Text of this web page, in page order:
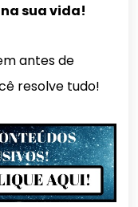
sua vida!
antes de
resolve tudo!